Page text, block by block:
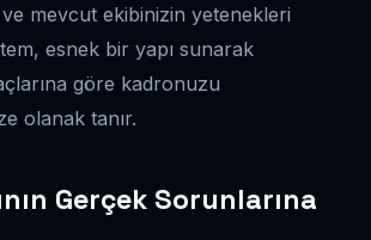
mevcut ekibinizin yetenekleri
esnek bir yapı sunarak
göre kadronuzu
olanak tanır.
Gerçek Sorunlarına